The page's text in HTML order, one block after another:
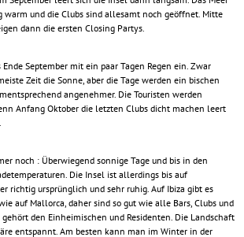
und die Clubs sind allesamt noch geöffnet. Mitte
dann die ersten Closing Partys.
September mit ein paar Tagen Regen ein. Zwar
Zeit die Sonne, aber die Tage werden ein bischen
angenehmer. Die Touristen werden
Anfang Oktober die letzten Clubs dicht machen leert
noch : Überwiegend sonnige Tage und bis in den
Die Insel ist allerdings bis auf
richtig ursprünglich und sehr ruhig. Auf Ibiza gibt es
auf Mallorca, daher sind so gut wie alle Bars, Clubs und
gehört den Einheimischen und Residenten. Die Landschaft
entspannt. Am besten kann man im Winter in der